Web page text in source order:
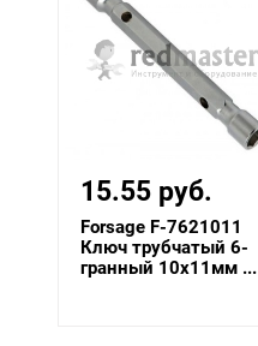
15.55 руб.
Forsage F-7621011
Ключ трубчатый 6-
гранный 10х11мм ...